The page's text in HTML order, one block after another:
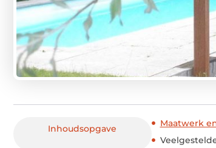
Inhoudsopgave
Maatwerk